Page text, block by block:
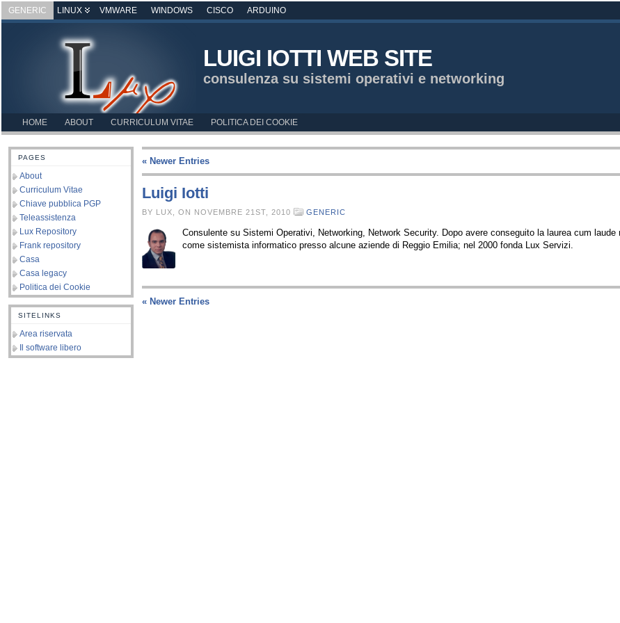
GENERIC LINUX VMWARE WINDOWS CISCO ARDUINO
LUIGI IOTTI WEB SITE
consulenza su sistemi operativi e networking
HOME ABOUT CURRICULUM VITAE POLITICA DEI COOKIE
PAGES
About
Curriculum Vitae
Chiave pubblica PGP
Teleassistenza
Lux Repository
Frank repository
Casa
Casa legacy
Politica dei Cookie
SITELINKS
Area riservata
Il software libero
« Newer Entries
Luigi Iotti
BY LUX, ON NOVEMBRE 21ST, 2010 GENERIC
Consulente su Sistemi Operativi, Networking, Network Security. Dopo avere conseguito la laurea cum laude
come sistemista informatico presso alcune aziende di Reggio Emilia; nel 2000 fonda Lux Servizi.
« Newer Entries